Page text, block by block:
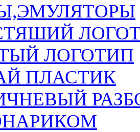
ЛОГОТИП
ПЛАСТИК